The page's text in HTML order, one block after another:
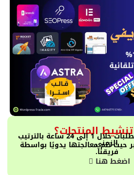
المنتجات؟تتم معالجة جميع الطلبات خلال 1 إلى 24 ساعة بالترتيب
الزمني
حيث تتم معالجتها يدويًا بواسطة
فريقنا.
اضغط هنا